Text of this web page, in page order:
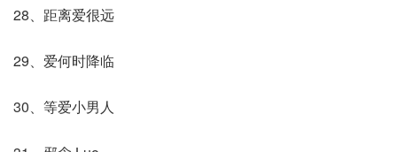
28、距离爱很远
29、爱何时降临
30、等爱小男人